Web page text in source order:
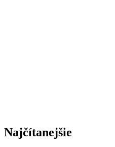
Najčítanejšie